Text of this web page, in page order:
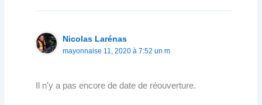
Nicolas Larénas
mayonnaise 11, 2020 à 7:52 un m
Il n'y a pas encore de date de réouverture.